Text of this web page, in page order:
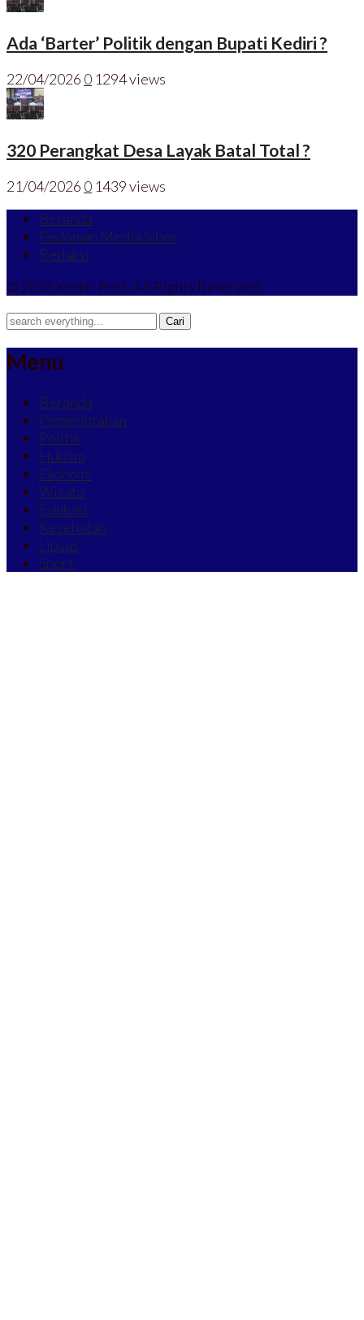
Ada ‘Barter’ Politik dengan Bupati Kediri ?
22/04/2026 0 1294 views
320 Perangkat Desa Layak Batal Total ?
21/04/2026 0 1439 views
Beranda
Pedoman Media Siber
Redaksi
© 2026 Kediri Post. All Rights Reserved.
Menu
Beranda
Pemerintahan
Politik
Hukrim
Ekonomi
Wisata
Edukasi
Kesehatan
Lipsus
Sport